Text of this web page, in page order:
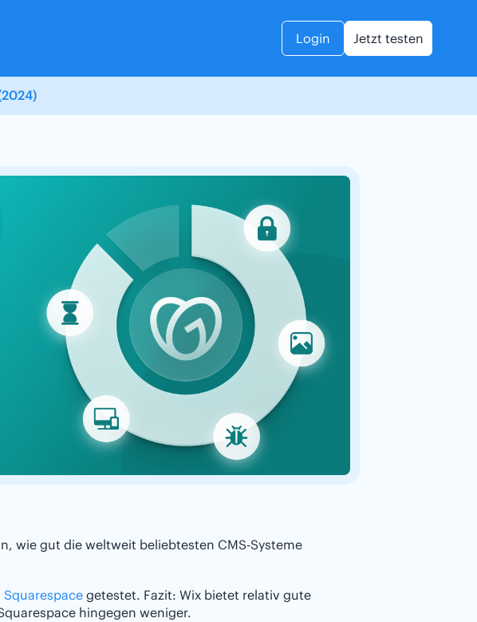
Login Jetzt testen
wie gut die weltweit beliebtesten CMS-Systeme
Squarespace getestet. Fazit: Wix bietet relativ gute
hingegen weniger.